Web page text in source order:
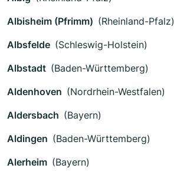
Albisheim (Pfrimm) (Rheinland-Pfalz)
Albsfelde (Schleswig-Holstein)
Albstadt (Baden-Württemberg)
Aldenhoven (Nordrhein-Westfalen)
Aldersbach (Bayern)
Aldingen (Baden-Württemberg)
Alerheim (Bayern)